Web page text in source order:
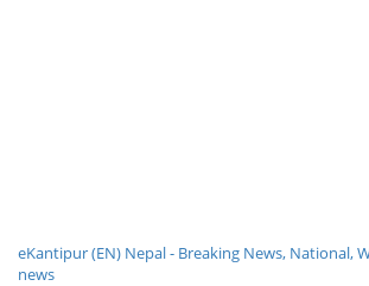
eKantipur (EN) Nepal - Breaking News, National,
news